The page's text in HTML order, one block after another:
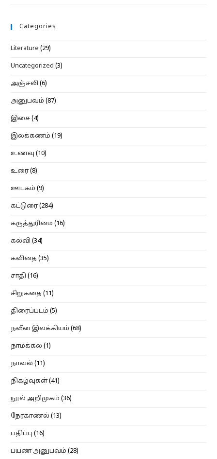
Categories
Literature (29)
Uncategorized (3)
அஞ்சலி (6)
அனுபவம் (87)
இசை (4)
இலக்கணம் (19)
உணவு (10)
உரை(8)
ஊடகம் (9)
கட்டுரை(284)
கருத்துரிமை (16)
கல்வி (34)
கவிதை (35)
சாதி (16)
சிறுகதை (11)
திரைப்படம் (5)
நவீன இலக்கியம் (68)
நாமக்கல் (1)
நாவல் (11)
நிகழ்வுகள்(41)
நூல் அறிமுகம் (36)
நேர்காணல் (13)
பதிப்பு (16)
பயண அனுபவம் (28)